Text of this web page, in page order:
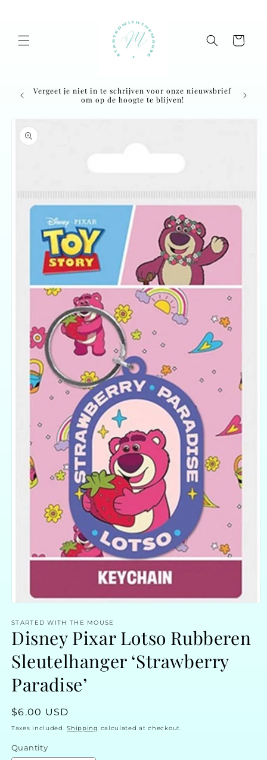
Cart
Vergeet je niet in te schrijven voor onze nieuwsbrief
om op de hoogte te blijven!
product
information
1
in
modal
STARTED WITH THE MOUSE
Disney Pixar Lotso Rubberen
Sleutelhanger ‘Strawberry
Paradise’
Regular
price
$6.00 USD
Taxes included.Shipping calculated at checkout.
Quantity